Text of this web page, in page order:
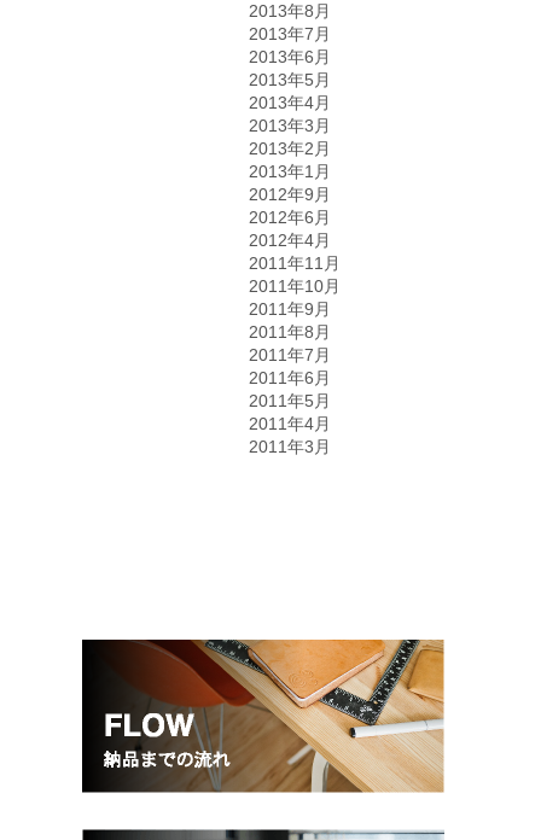
2013年8月
2013年7月
2013年6月
2013年5月
2013年4月
2013年3月
2013年2月
2013年1月
2012年9月
2012年6月
2012年4月
2011年11月
2011年10月
2011年9月
2011年8月
2011年7月
2011年6月
2011年5月
2011年4月
2011年3月